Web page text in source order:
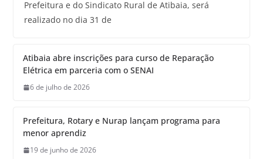
Prefeitura e do Sindicato Rural de Atibaia, será
realizado no dia 31 de
Atibaia abre inscrições para curso de Reparação
Elétrica em parceria com o SENAI
6 de julho de 2026
Prefeitura, Rotary e Nurap lançam programa para
menor aprendiz
19 de junho de 2026